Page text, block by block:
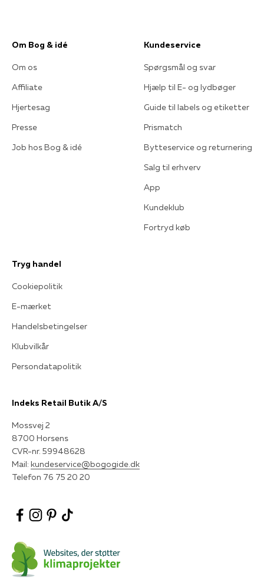
Om Bog & idé
Om os
Affiliate
Hjertesag
Presse
Job hos Bog & idé
Kundeservice
Spørgsmål og svar
Hjælp til E- og lydbøger
Guide til labels og etiketter
Prismatch
Bytteservice og returnering
Salg til erhverv
App
Kundeklub
Fortryd køb
Tryg handel
Cookiepolitik
E-mærket
Handelsbetingelser
Klubvilkår
Persondatapolitik
Indeks Retail Butik A/S
Mossvej 2
8700 Horsens
CVR-nr. 59948628
Mail: kundeservice@bogogide.dk
Telefon 76 75 20 20